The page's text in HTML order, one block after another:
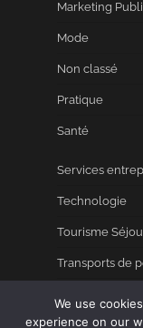
Marketing
Mode
Non classé
Pratique
Santé
Services
Technologie
Tourisme
Transports de
We use
experience on our